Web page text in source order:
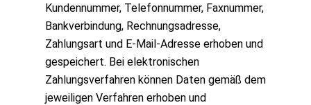
Kundennummer, Telefonnummer, Faxnummer,
Bankverbindung, Rechnungsadresse,
Zahlungsart und E-Mail-Adresse erhoben und
gespeichert. Bei elektronischen
Zahlungsverfahren können Daten gemäß dem
jeweiligen Verfahren erhoben und